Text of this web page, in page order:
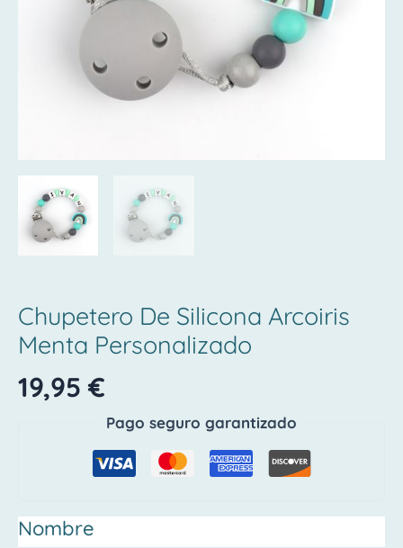
Chupetero De Silicona Arcoiris
Menta Personalizado
19,95€
Pago seguro garantizado
Nombre